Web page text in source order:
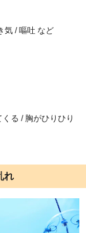
気 / 嘔吐 など
る / 胸がひりひり
れ